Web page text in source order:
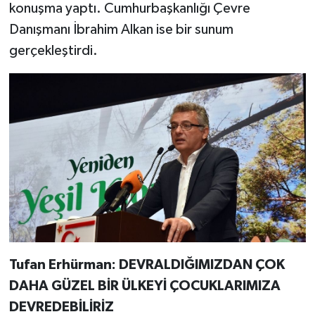
konuşma yaptı. Cumhurbaşkanlığı Çevre
Danışmanı İbrahim Alkan ise bir sunum
gerçekleştirdi.
Tufan Erhürman: DEVRALDIĞIMIZDAN ÇOK
DAHA GÜZEL BİR ÜLKEYİ ÇOCUKLARIMIZA
DEVREDEBİLİRİZ